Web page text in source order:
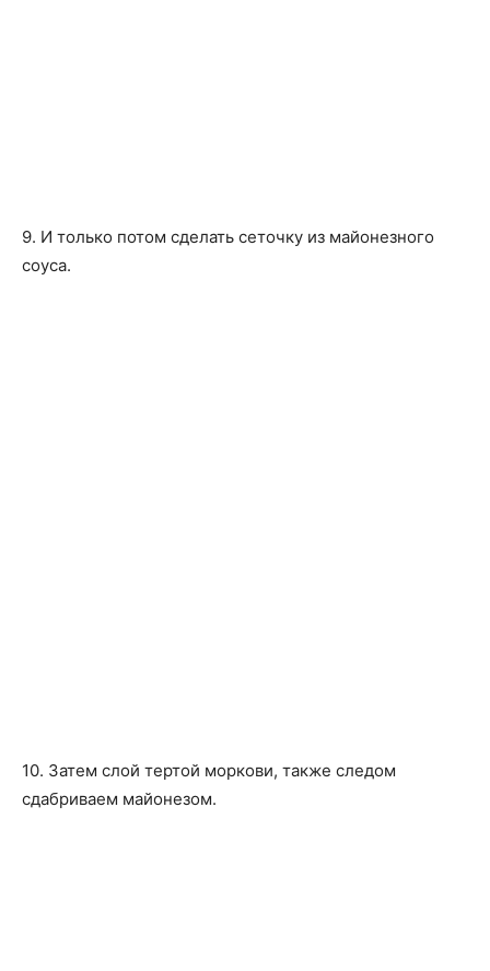
9. И только потом сделать сеточку из майонезного
соуса.
10. Затем слой тертой моркови, также следом
сдабриваем майонезом.